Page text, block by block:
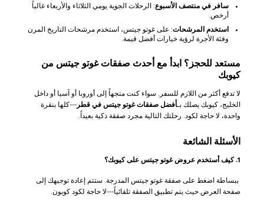
سافر في منتصف الأسبوع: الرحلات الجوية يومي الثلاثاء والأربعاء غالباً
أرخص.
استخدم المرشحات: على غوتو جيتس، استخدم مرشحات التاريخ المرن
وفئة الأجرة لرؤية خيارات أفضل قيمة.
مستعد للحجز؟ ابدأ مع أحدث صفقات غوتو جيتس من
كيوبك
لا تدفع أكثر من اللازم للسفر. سواء كنت متجهاً إلى أوروبا أو آسيا أو داخل
الخليج، كيوبك يصلك بـأفضل صفقات غوتو جيتس في قطر ---كلها بنقرة
واحدة، لا حاجة لكود. رحلتك التالية مجرد صفقة ذكية بعيداً.
الأسئلة الشائعة
1. كيف أستخدم عروض غوتو جيتس على كيوبك؟
ببساطة اضغط على صفقة غوتو جيتس المدرجة. ستتم إعادة توجيهك إلى
صفحة العرض حيث يتم تطبيق الصفقة تلقائياً---لا حاجة لكود كوبون.